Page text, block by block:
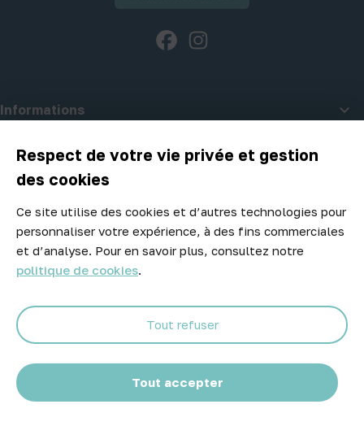
Respect de votre vie privée et gestion
des cookies
Ce site utilise des cookies et d’autres technologies pour
personnaliser votre expérience, à des fins commerciales
et d’analyse. Pour en savoir plus, consultez notre
politique de cookies.
Tout accepter
Tout refuser
Facebook
Informations 
A propos d'Atelier Piscine
Newsletter
Ne manquez aucune opportunité ! Restez informé de nos meilleurs
prix et nouveaux arrivages.
Abonnez-vous